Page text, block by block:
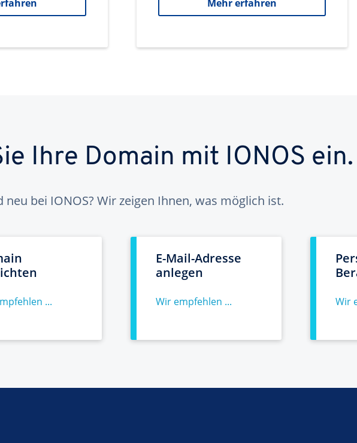
Mehr erfahren
Ihre Domain mit IONOS ein.
neu bei IONOS? Wir zeigen Ihnen, was möglich ist.
...
E-Mail-Adresse
anlegen
Wir empfehlen ... Wir